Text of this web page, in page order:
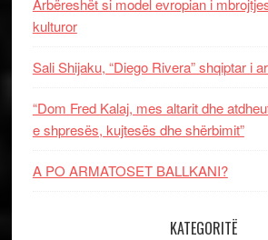
Arbëreshët si model evropian i
kulturor
Sali Shijaku, “Diego Rivera” shqiptar i
“Dom Fred Kalaj, mes altarit dhe
e shpresës, kujtesës dhe shërbimit”
A PO ARMATOSET BALLKANI?
KATEGORITË